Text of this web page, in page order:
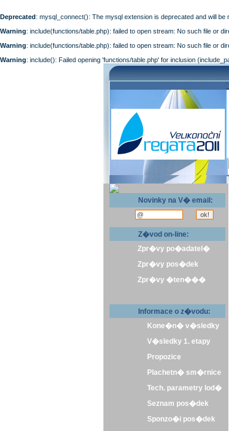
Deprecated: mysql_connect(): The mysql extension is deprecated and will
Warning: include(functions/table.php): failed to open stream: No such file or
Warning: include(functions/table.php): failed to open stream: No such file or
Warning: include(): Failed opening 'functions/table.php' for inclusion
Novinky na V� email:
Z�vod on-line:
Zpr�vy po�adatel�
Zpr�vy pos�dek
Zpr�vy �ten���
Informace o z�vodu:
Kone�n� v�sledky
V�sledky 1. etapy
Propozice
Plachetn� sm�rnice
Tech. parametry lod�
Seznam pos�dek
Sponzo�i pos�dek